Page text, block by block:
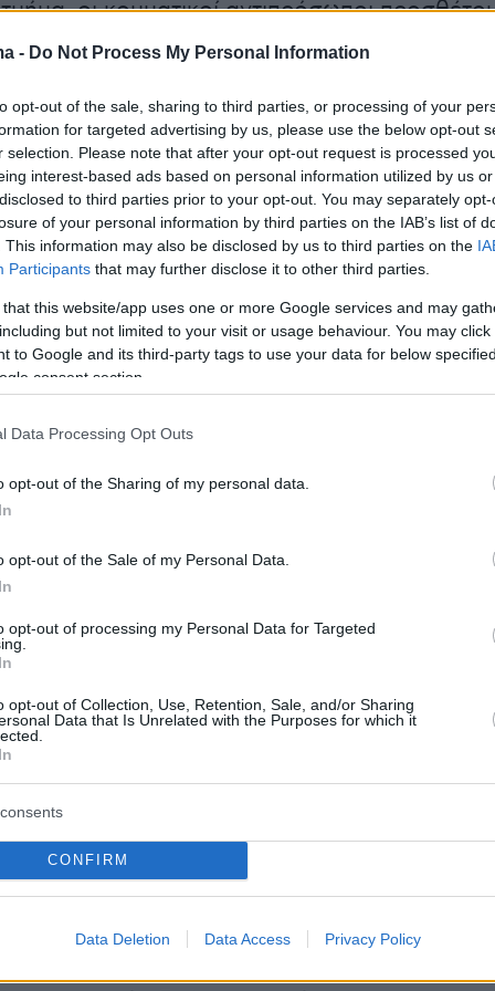
- Do Not Process My Personal Information
opt-out of the sale, sharing to third parties, or processing of your
for targeted advertising by us, please use the below opt-out
selection. Please note that after your opt-out request is processed
interest-based ads based on personal information utilized by us
to third parties prior to your opt-out. You may separately
of your personal information by third parties on the IAB’s list of
This information may also be disclosed by us to third parties on the
Participants that may further disclose it to other third parties.
that this website/app uses one or more Google services and may
but not limited to your visit or usage behaviour. You may
to Google and its third-party tags to use your data for below
consent section.
Data Processing Opt Outs
opt-out of the Sharing of my personal data.
opt-out of the Sale of my Personal Data.
opt-out of processing my Personal Data for Targeted
opt-out of Collection, Use, Retention, Sale, and/or Sharing
Data that Is Unrelated with the Purposes for which it
CONFIRM
Data Deletion Data Access Privacy Policy
οι κομματικοί αντιπρόσωποι
της προτίμησής τους.
να ολοκληρωθεί αυτό το βήμα
και διαφάνειας με την επέκτασή του και
αυτοδιοικητικές (δημοτικές και
εκλογές» σημειώνουν οι βουλευτές της ΝΔ.
τους:
Εσωτερικών, κ. Θεόδωρο Λιβάνιο
αριθμού σταυρών προτίμησης στα
κ. Υπουργέ,
ευρωπαϊκές εκλογές του Ιουνίου 2024, πέρα
καινοτομία της επιστολικής ψήφου,
ακόμα, ήτοι η αναγραφή του αριθμού των
της καταμέτρησης των σταυρών
στο παρελθόν, προκαλέσει πολλές
αλλά και δικαστικές προσφυγές.
περί των εκλογικών διαδικασιών
σημειώνει χαρακτηριστικά: «Σταυροί:
ψήφο των ευρωεκλογών προστέθηκε ένα
ο ψηφοφόρος έπρεπε να σημειώσει το
έβαλε. Αυτό πρέπει να γίνει και στις
Είναι σε όλους γνωστό ότι κατά τη
προσθέτουν σταυρούς σε υποψηφίους της